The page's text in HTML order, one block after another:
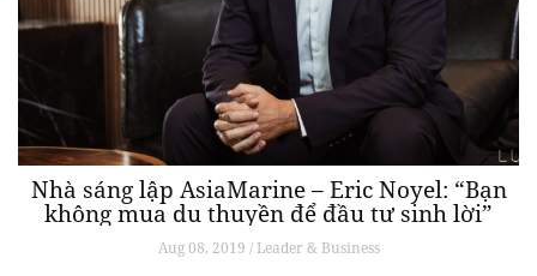
Nhà sáng lập AsiaMarine – Eric Noyel: “Bạn
không mua du thuyền để đầu tư sinh lời”
Aug 08, 2019 / Leader & Business